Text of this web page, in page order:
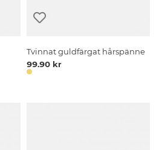
Tvinnat guldfärgat hårspänne
99.90 kr